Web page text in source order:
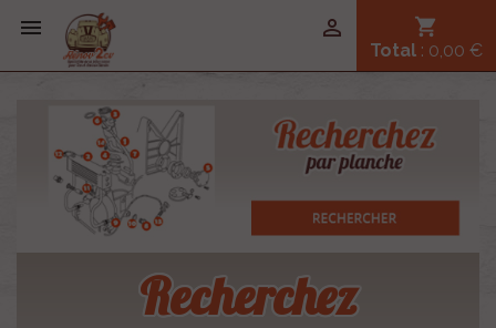
 shopping_cart
Total : 0,00 €

Recherchez